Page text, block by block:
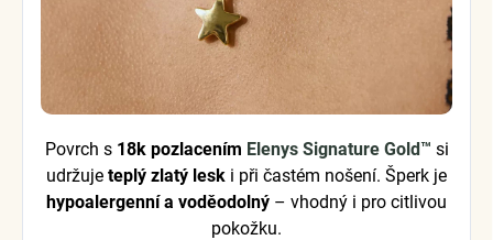
Povrch s 18k pozlacením Elenys Signature Gold™ si
udržuje teplý zlatý lesk i při častém nošení. Šperk je
hypoalergenní a voděodolný – vhodný i pro citlivou
pokožku.